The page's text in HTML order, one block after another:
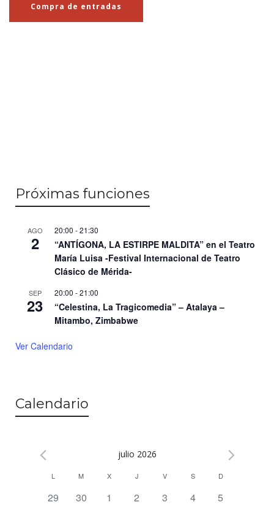
Compra de entradas
Próximas funciones
AGO
2
20:00 -21:30
“ANTÍGONA, LA ESTIRPE MALDITA” en el Teatro
María Luisa -Festival Internacional de Teatro
Clásico de Mérida-
SEP
23
20:00 -21:00
“Celestina, La Tragicomedia” – Atalaya –
Mitambo, Zimbabwe
Ver Calendario
Calendario
julio 2026
L M X J V S D
0
29
0
30
0
1
0
2
0
3
0
4
0
5